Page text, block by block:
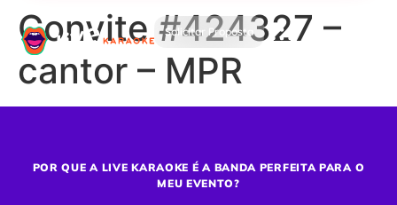
Solicitar Proposta
Convite #424327 –
cantor – MPR
POR QUE A LIVE KARAOKE É A BANDA PERFEITA PARA O
MEU EVENTO?